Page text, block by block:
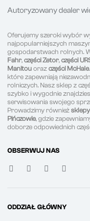
Autoryzowany dealer
Oferujemy szeroki wybór
najpopularniejszych
gospodarstwach rolnych.
Fahr,części Zetor,części
Manitouorazczęści McHale
które zapewniają
rolniczych. Nasz sklep z
szybko i wygodnie
serwisowania swojego
Prowadzimy również
Pińczowie, gdzie
doborze odpowiednich
OBSERWUJ NAS
ODDZIAŁ GŁÓWNY